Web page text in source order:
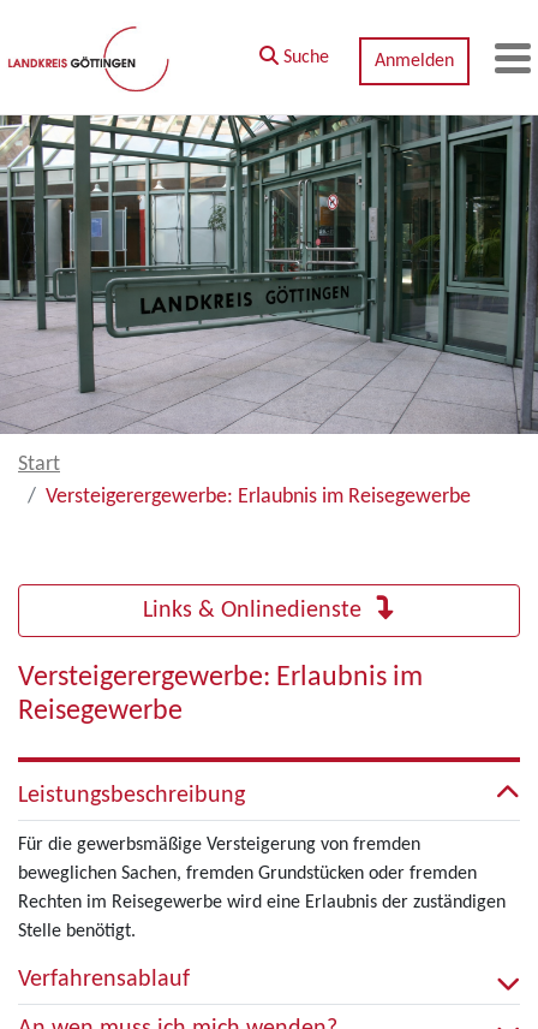
Zum Hauptinhalt springen
Suche Anmelden
Start
Versteigerergewerbe: Erlaubnis im Reisegewerbe
Links & Onlinedienste
Versteigerergewerbe: Erlaubnis im
Reisegewerbe
Leistungsbeschreibung
Für die gewerbsmäßige Versteigerung von fremden
beweglichen Sachen, fremden Grundstücken oder fremden
Rechten im Reisegewerbe wird eine Erlaubnis der zuständigen
Stelle benötigt.
Verfahrensablauf